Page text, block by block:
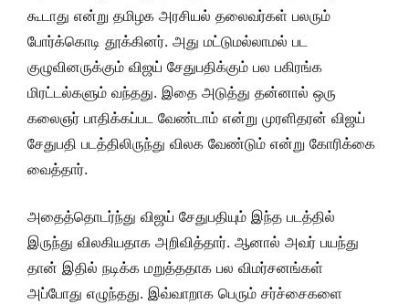
கூடாது என்று தமிழக அரசியல் தலைவர்கள் பலரும்
போர்க்கொடி தூக்கினர். அது மட்டுமல்லாமல் பட
குழுவினருக்கும் விஜய் சேதுபதிக்கும் பல பகிரங்க
மிரட்டல்களும் வந்தது. இதை அடுத்து தன்னால் ஒரு
கலைஞர் பாதிக்கப்பட வேண்டாம் என்று முரளிதரன் விஜய்
சேதுபதி படத்திலிருந்து விலக வேண்டும் என்று கோரிக்கை
வைத்தார்.
அதைத்தொடர்ந்து விஜய் சேதுபதியும் இந்த படத்தில்
இருந்து விலகியதாக அறிவித்தார். ஆனால் அவர் பயந்து
தான் இதில் நடிக்க மறுத்ததாக பல விமர்சனங்கள்
அப்போது எழுந்தது. இவ்வாறாக பெரும் சர்ச்சைகளை